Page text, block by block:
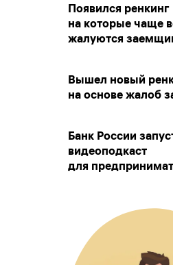
Появился
на которые чаще
жалуются
Вышел новый
на основе жалоб
Банк России
видеоподкаст
для